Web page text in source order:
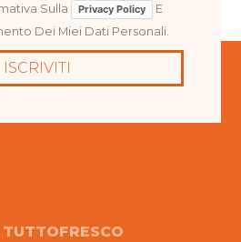
Sulla Privacy Policy
E
Dei Miei Dati Personali.
ISCRIVITI
TUTTOFRESCO